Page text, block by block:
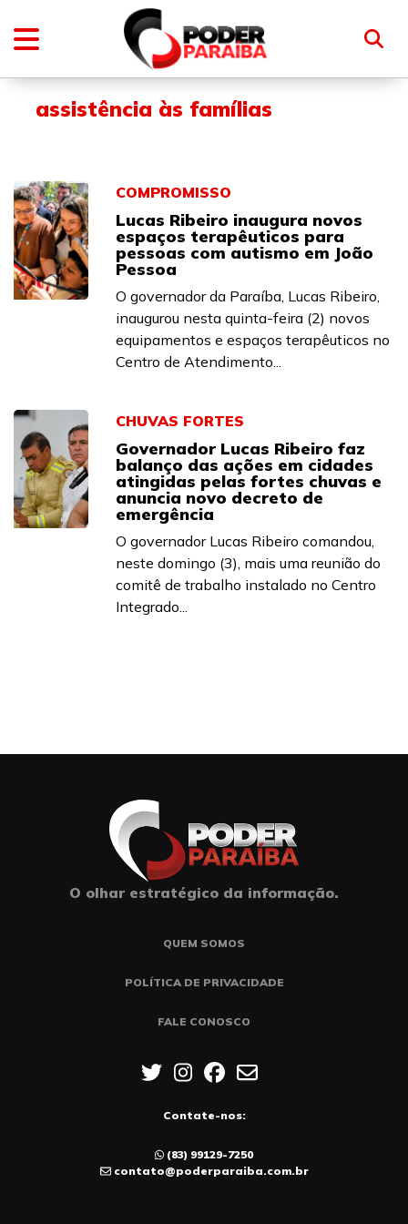
assistência às famílias
COMPROMISSO
Lucas Ribeiro inaugura novos
espaços terapêuticos para
pessoas com autismo em João
Pessoa
O governador da Paraíba, Lucas Ribeiro,
inaugurou nesta quinta-feira (2) novos
equipamentos e espaços terapêuticos no
Centro de Atendimento...
CHUVAS FORTES
Governador Lucas Ribeiro faz
balanço das ações em cidades
atingidas pelas fortes chuvas e
anuncia novo decreto de
emergência
O governador Lucas Ribeiro comandou,
neste domingo (3), mais uma reunião do
comitê de trabalho instalado no Centro
Integrado...
O olhar estratégico da informação.
QUEM SOMOS
POLÍTICA DE PRIVACIDADE
FALE CONOSCO
Contate-nos:
(83) 99129-7250
contato@poderparaiba.com.br